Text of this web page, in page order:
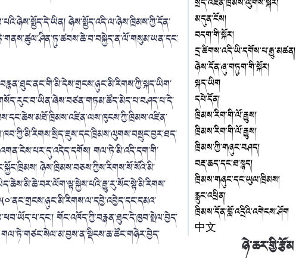
ཉེས་སྤྱོད་འདི་ལ་ཉེས་ཁྲིམས་ཀྱི་དོན་
གལ་ཏེ་མི་འདི་དག་གི་
ཉེས་ཁྲིམས་བཅས་ཀྱིས་རིགས་སོ་སོའི་མི་
གོང་འཁོད་ཀྱི་བརྙན་ཐུང་དེ་ཁྱབ་སྤེལ་བྱེད་
མདུན་ངོས།
བདག་གི་སྐོར།
དྲ་ཚིགས་འདི་ཡི་དགོས་པ་རྒྱུ་མཚན།
ཉེས་དོན་ཞུ་གཏུག་གི་སྐོར།
སྐད་ཡིག
དཔེ་དོན།
ཁྲིམས་རིག་གི་ལོ་རྒྱུས།
ཁྲིམས་རིག་གི་ལོ་རྒྱུས།
ཁྲིམས་ཀྱི་གཞུང་བཤད།
བརྡ་ཆད་དང་ཐ་སྙད།
ཁྲིམས་གཞུང་དང་ཡུལ་ཁྲིམས།
རླུང་འཕྲིན།
ཁྲིམས་དོན་བློ་འདྲིའི་འགེངས་ཤོག
中文
ཉེ་ཆར་གྱི་རྩོམ